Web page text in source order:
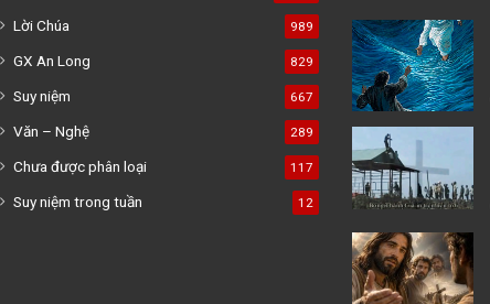
Lời Chúa 989
GX An Long 829
Suy niệm 667
Văn – Nghệ 289
Chưa được phân loại 117
Suy niệm trong tuần 12